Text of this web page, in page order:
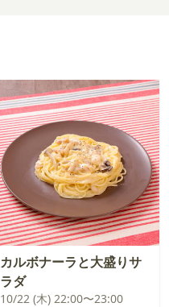
カルボナーラと大盛りサ
ラダ
10/22 (木) 22:00〜23:00